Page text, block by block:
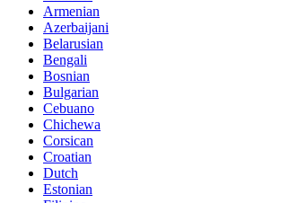
Armenian
Azerbaijani
Belarusian
Bengali
Bosnian
Bulgarian
Cebuano
Chichewa
Corsican
Croatian
Dutch
Estonian